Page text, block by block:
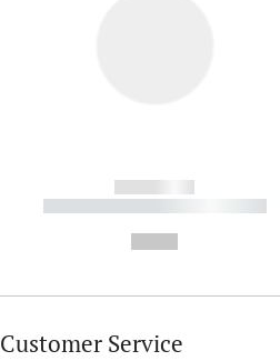
------------
----------- ----------- ----------
Customer Service